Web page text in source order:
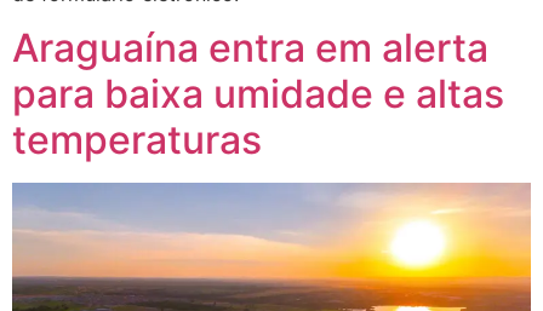
Araguaína entra em alerta
para baixa umidade e altas
temperaturas